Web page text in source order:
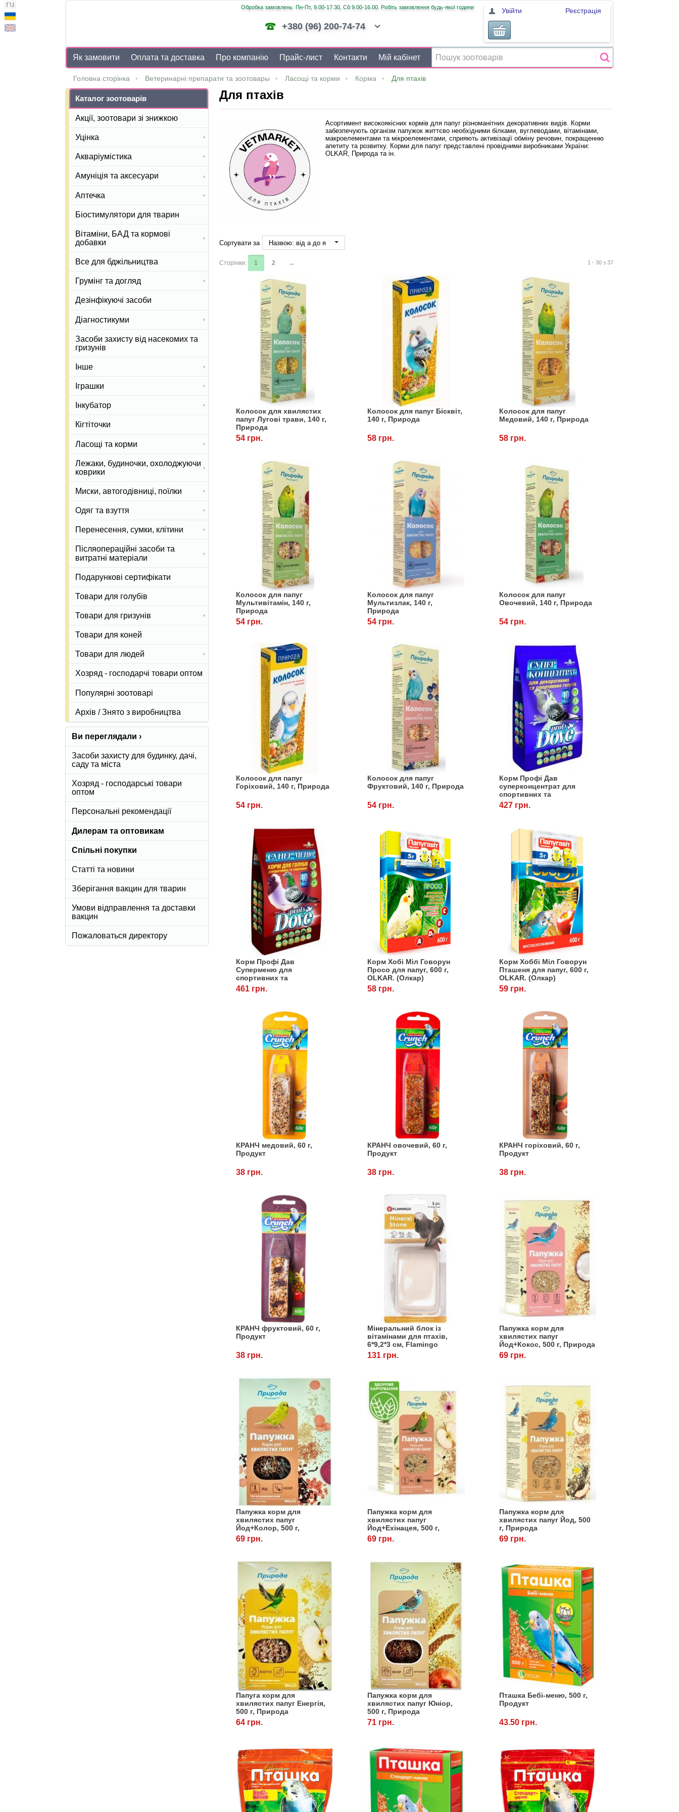
Обробка замовлень: Пн-Пт, 9.00-17.30, Сб 9.00-16.00. Робіть замовлення будь-якої години
+380 (96) 200-74-74
Увійти Реєстрація
Як замовити Оплата та доставка Про компанію Прайс-лист Контакти Мій кабінет
Головна сторінка Ветеринарні препарати та зоотовары Ласощі та корми Корма Для птахів
Для птахів
Асортимент високоякісних кормів для папуг різноманітних декоративних видів. Корми
забезпечують організм папужок життєво необхідними білками, вуглеводами, вітамінами,
макроелементами та мікроелементами, сприяють активізації обміну речовин, покращенню
апетиту та розвитку. Корми для папуг представлені провідними виробниками України:
OLKAR, Природа та ін.
Сортувати за Назвою: від а до я
1 - 30 з 37
Сторінки: 1 2 →
Колосок для хвилястих
папуг Лугові трави, 140 г,
Природа
54 грн.
Колосок для папуг Бісквіт,
140 г, Природа
58 грн.
Колосок для папуг
Медовий, 140 г, Природа
58 грн.
Колосок для папуг
Мультивітамін, 140 г,
Природа
54 грн.
Колосок для папуг
Мультизлак, 140 г,
Природа
54 грн.
Колосок для папуг
Овочевий, 140 г, Природа
54 грн.
Колосок для папуг
Горіховий, 140 г, Природа
54 грн.
Колосок для папуг
Фруктовий, 140 г, Природа
54 грн.
Корм Профі Дав
суперконцентрат для
спортивних та
декоративних голубів, 10
кг, OLKAR. (Олкар)
427 грн.
Корм Профі Дав
Суперменю для
спортивних та
декоративних голубів, 10
кг, OLKAR (Олкар)
461 грн.
Корм Хобі Міл Говорун
Просо для папуг, 600 г,
OLKAR. (Олкар)
58 грн.
Корм Хоббі Міл Говорун
Пташеня для папуг, 600 г,
OLKAR. (Олкар)
59 грн.
КРАНЧ медовий, 60 г,
Продукт
38 грн.
КРАНЧ овочевий, 60 г,
Продукт
38 грн.
КРАНЧ горіховий, 60 г,
Продукт
38 грн.
КРАНЧ фруктовий, 60 г,
Продукт
38 грн.
Мінеральний блок із
вітамінами для птахів,
6*9,2*3 см, Flamingo
131 грн.
Папужка корм для
хвилястих папуг
Йод+Кокос, 500 г, Природа
69 грн.
Папужка корм для
хвилястих папуг
Йод+Колор, 500 г,
Природа
69 грн.
Папужка корм для
хвилястих папуг
Йод+Ехінацея, 500 г,
Природа
69 грн.
Папужка корм для
хвилястих папуг Йод, 500
г, Природа
69 грн.
Папуга корм для
хвилястих папуг Енергія,
500 г, Природа
64 грн.
Папужка корм для
хвилястих папуг Юніор,
500 г, Природа
71 грн.
Пташка Бебі-меню, 500 г,
Продукт
43.50 грн.
Каталог зоотоварів
Акції, зоотовари зі знижкою
Уцінка
Акваріумістика
Амуніція та аксесуари
Аптечка
Біостимулятори для тварин
Вітаміни, БАД та кормові
добавки
Все для бджільництва
Грумінг та догляд
Дезінфікуючі засоби
Діагностикуми
Засоби захисту від насекомих та
гризунів
Інше
Іграшки
Інкубатор
Кігтіточки
Ласощі та корми
Лежаки, будиночки, охолоджуючи
коврики
Миски, автогодівниці, поїлки
Одяг та взуття
Перенесення, сумки, клітини
Післяопераційні засоби та
витратні матеріали
Подарункові сертифікати
Товари для голубів
Товари для гризунів
Товари для коней
Товари для людей
Хозряд - господарчі товари оптом
Популярні зоотоварі
Архів / Знято з виробництва
Ви переглядали ›
Засоби захисту для будинку, дачі,
саду та міста
Хозряд - господарські товари
оптом
Персональні рекомендації
Дилерам та оптовикам
Спільні покупки
Статті та новини
Зберігання вакцин для тварин
Умови відправлення та доставки
вакцин
Пожаловаться директору